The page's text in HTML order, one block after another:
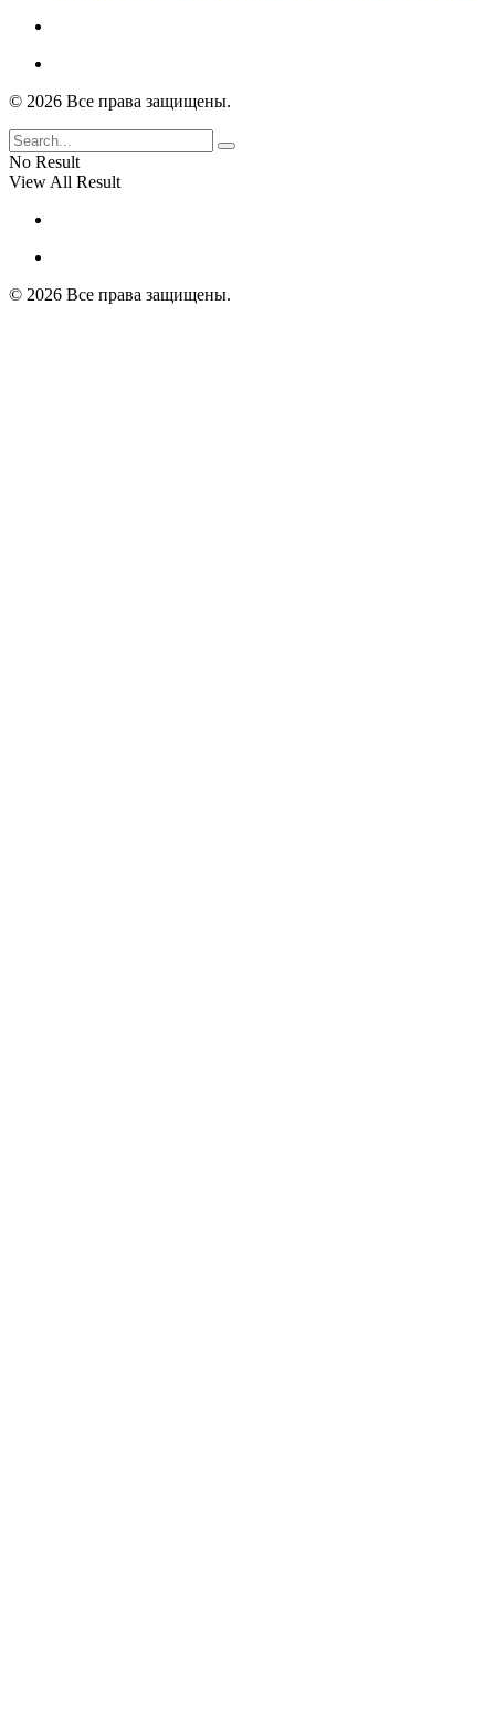
© 2026 Все права защищены.
No Result
View All Result
© 2026 Все права защищены.